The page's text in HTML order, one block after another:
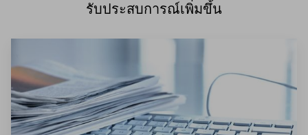
รับประสบการณ์เพิ่มขึ้น